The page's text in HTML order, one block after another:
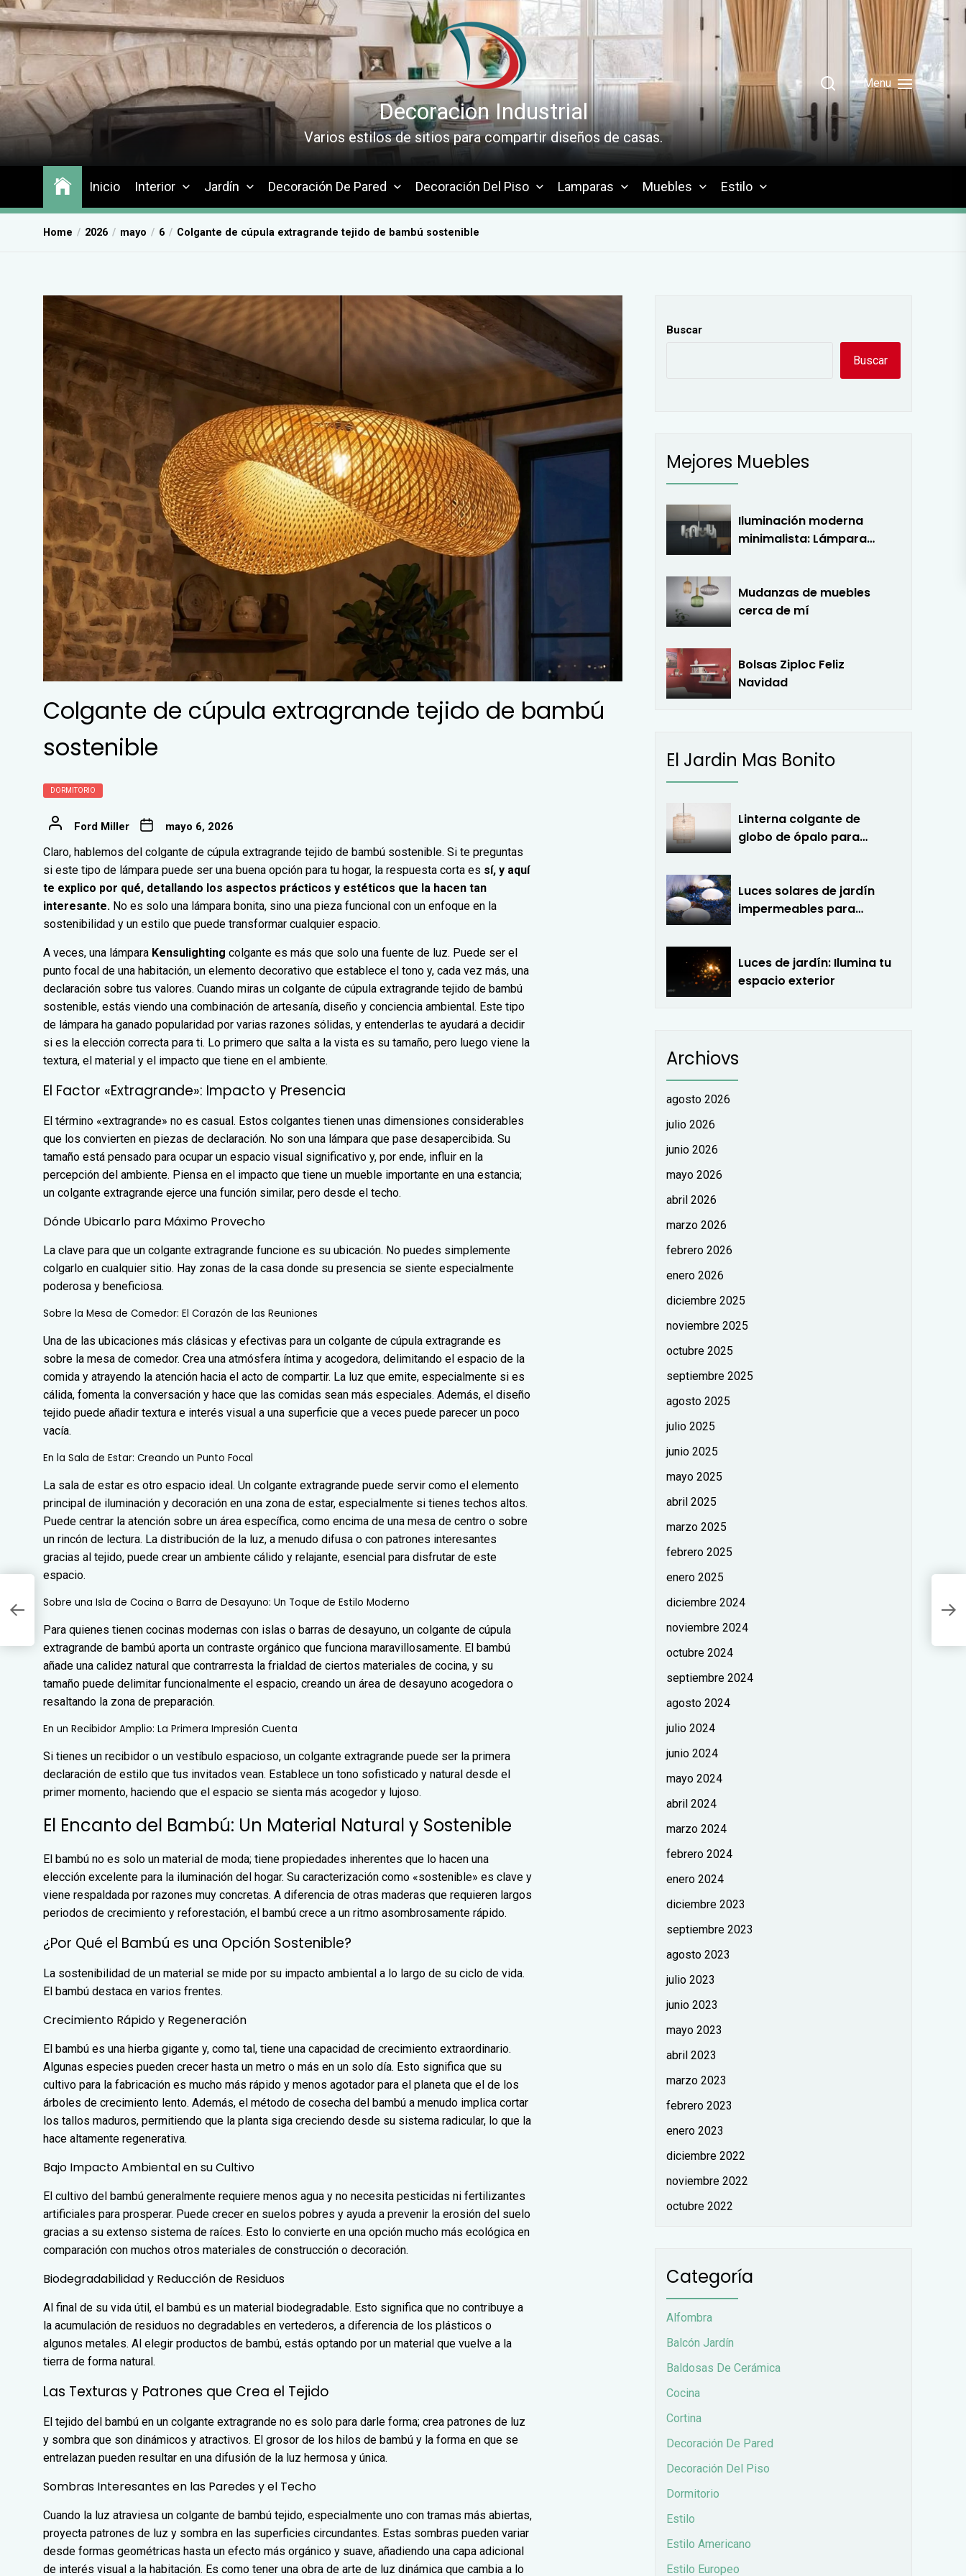
Skip
to
the
content
Decoracion Industrial
Varios estilos de sitios para compartir diseños de casas.
Menu
Inicio Interior Jardín Decoración De Pared Decoración Del Piso Lamparas Muebles Estilo
Home 2026 mayo 6 Colgante de cúpula extragrande tejido de bambú sostenible
Colgante de cúpula extragrande tejido de bambú
sostenible
DORMITORIO
Ford Miller mayo 6, 2026
Claro, hablemos del colgante de cúpula extragrande tejido de bambú sostenible. Si te preguntas
si este tipo de lámpara puede ser una buena opción para tu hogar, la respuesta corta es sí, y aquí
te explico por qué, detallando los aspectos prácticos y estéticos que la hacen tan
interesante. No es solo una lámpara bonita, sino una pieza funcional con un enfoque en la
sostenibilidad y un estilo que puede transformar cualquier espacio.
A veces, una lámpara Kensulighting colgante es más que solo una fuente de luz. Puede ser el
punto focal de una habitación, un elemento decorativo que establece el tono y, cada vez más, una
declaración sobre tus valores. Cuando miras un colgante de cúpula extragrande tejido de bambú
sostenible, estás viendo una combinación de artesanía, diseño y conciencia ambiental. Este tipo
de lámpara ha ganado popularidad por varias razones sólidas, y entenderlas te ayudará a decidir
si es la elección correcta para ti. Lo primero que salta a la vista es su tamaño, pero luego viene la
textura, el material y el impacto que tiene en el ambiente.
El Factor «Extragrande»: Impacto y Presencia
El término «extragrande» no es casual. Estos colgantes tienen unas dimensiones considerables
que los convierten en piezas de declaración. No son una lámpara que pase desapercibida. Su
tamaño está pensado para ocupar un espacio visual significativo y, por ende, influir en la
percepción del ambiente. Piensa en el impacto que tiene un mueble importante en una estancia;
un colgante extragrande ejerce una función similar, pero desde el techo.
Dónde Ubicarlo para Máximo Provecho
La clave para que un colgante extragrande funcione es su ubicación. No puedes simplemente
colgarlo en cualquier sitio. Hay zonas de la casa donde su presencia se siente especialmente
poderosa y beneficiosa.
Sobre la Mesa de Comedor: El Corazón de las Reuniones
Una de las ubicaciones más clásicas y efectivas para un colgante de cúpula extragrande es
sobre la mesa de comedor. Crea una atmósfera íntima y acogedora, delimitando el espacio de la
comida y atrayendo la atención hacia el acto de compartir. La luz que emite, especialmente si es
cálida, fomenta la conversación y hace que las comidas sean más especiales. Además, el diseño
tejido puede añadir textura e interés visual a una superficie que a veces puede parecer un poco
vacía.
En la Sala de Estar: Creando un Punto Focal
La sala de estar es otro espacio ideal. Un colgante extragrande puede servir como el elemento
principal de iluminación y decoración en una zona de estar, especialmente si tienes techos altos.
Puede centrar la atención sobre un área específica, como encima de una mesa de centro o sobre
un rincón de lectura. La distribución de la luz, a menudo difusa o con patrones interesantes
gracias al tejido, puede crear un ambiente cálido y relajante, esencial para disfrutar de este
espacio.
Sobre una Isla de Cocina o Barra de Desayuno: Un Toque de Estilo Moderno
Para quienes tienen cocinas modernas con islas o barras de desayuno, un colgante de cúpula
extragrande de bambú aporta un contraste orgánico que funciona maravillosamente. El bambú
añade una calidez natural que contrarresta la frialdad de ciertos materiales de cocina, y su
tamaño puede delimitar funcionalmente el espacio, creando un área de desayuno acogedora o
resaltando la zona de preparación.
En un Recibidor Amplio: La Primera Impresión Cuenta
Si tienes un recibidor o un vestíbulo espacioso, un colgante extragrande puede ser la primera
declaración de estilo que tus invitados vean. Establece un tono sofisticado y natural desde el
primer momento, haciendo que el espacio se sienta más acogedor y lujoso.
El Encanto del Bambú: Un Material Natural y Sostenible
El bambú no es solo un material de moda; tiene propiedades inherentes que lo hacen una
elección excelente para la iluminación del hogar. Su caracterización como «sostenible» es clave y
viene respaldada por razones muy concretas. A diferencia de otras maderas que requieren largos
periodos de crecimiento y reforestación, el bambú crece a un ritmo asombrosamente rápido.
¿Por Qué el Bambú es una Opción Sostenible?
La sostenibilidad de un material se mide por su impacto ambiental a lo largo de su ciclo de vida.
El bambú destaca en varios frentes.
Crecimiento Rápido y Regeneración
El bambú es una hierba gigante y, como tal, tiene una capacidad de crecimiento extraordinario.
Algunas especies pueden crecer hasta un metro o más en un solo día. Esto significa que su
cultivo para la fabricación es mucho más rápido y menos agotador para el planeta que el de los
árboles de crecimiento lento. Además, el método de cosecha del bambú a menudo implica cortar
los tallos maduros, permitiendo que la planta siga creciendo desde su sistema radicular, lo que la
hace altamente regenerativa.
Bajo Impacto Ambiental en su Cultivo
El cultivo del bambú generalmente requiere menos agua y no necesita pesticidas ni fertilizantes
artificiales para prosperar. Puede crecer en suelos pobres y ayuda a prevenir la erosión del suelo
gracias a su extenso sistema de raíces. Esto lo convierte en una opción mucho más ecológica en
comparación con muchos otros materiales de construcción o decoración.
Biodegradabilidad y Reducción de Residuos
Al final de su vida útil, el bambú es un material biodegradable. Esto significa que no contribuye a
la acumulación de residuos no degradables en vertederos, a diferencia de los plásticos o
algunos metales. Al elegir productos de bambú, estás optando por un material que vuelve a la
tierra de forma natural.
Las Texturas y Patrones que Crea el Tejido
El tejido del bambú en un colgante extragrande no es solo para darle forma; crea patrones de luz
y sombra que son dinámicos y atractivos. El grosor de los hilos de bambú y la forma en que se
entrelazan pueden resultar en una difusión de la luz hermosa y única.
Sombras Interesantes en las Paredes y el Techo
Cuando la luz atraviesa un colgante de bambú tejido, especialmente uno con tramas más abiertas,
proyecta patrones de luz y sombra en las superficies circundantes. Estas sombras pueden variar
desde formas geométricas hasta un efecto más orgánico y suave, añadiendo una capa adicional
de interés visual a la habitación. Es como tener una obra de arte de luz dinámica que cambia a lo
Buscar
Buscar
Mejores Muebles
Iluminación moderna
minimalista: Lámpara
Mudanzas de muebles
cerca de mí
Bolsas Ziploc Feliz
Navidad
El Jardin Mas Bonito
Linterna colgante de
globo de ópalo para
Luces solares de jardín
impermeables para
Luces de jardín: Ilumina tu
espacio exterior
Archiovs
agosto 2026
julio 2026
junio 2026
mayo 2026
abril 2026
marzo 2026
febrero 2026
enero 2026
diciembre 2025
noviembre 2025
octubre 2025
septiembre 2025
agosto 2025
julio 2025
junio 2025
mayo 2025
abril 2025
marzo 2025
febrero 2025
enero 2025
diciembre 2024
noviembre 2024
octubre 2024
septiembre 2024
agosto 2024
julio 2024
junio 2024
mayo 2024
abril 2024
marzo 2024
febrero 2024
enero 2024
diciembre 2023
septiembre 2023
agosto 2023
julio 2023
junio 2023
mayo 2023
abril 2023
marzo 2023
febrero 2023
enero 2023
diciembre 2022
noviembre 2022
octubre 2022
Categoría
Alfombra
Balcón Jardín
Baldosas De Cerámica
Cocina
Cortina
Decoración De Pared
Decoración Del Piso
Dormitorio
Estilo
Estilo Americano
Estilo Europeo